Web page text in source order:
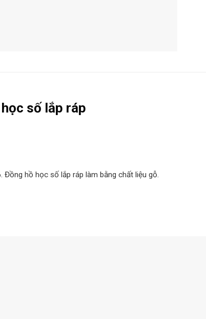
số lắp ráp
hồ học số lắp ráp làm bằng chất liệu gỗ.